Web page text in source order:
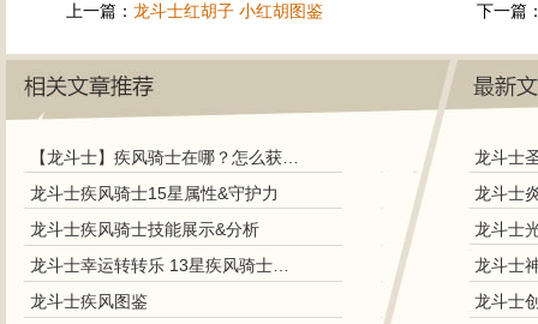
上一篇： 龙斗士红胡子 小红胡图鉴 下一篇
【龙斗士】疾风骑士在哪？怎么获得？
龙斗士疾风骑士15星属性&守护力
龙斗士疾风骑士技能展示&分析
龙斗士幸运转转乐 13星疾风骑士免费得
龙斗士疾风图鉴